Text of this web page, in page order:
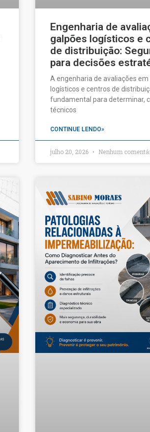
Engenharia de
galpões logísticos e
de distribuição:
para decisões
A engenharia de avaliações em
logísticos e centros de
fundamental para determinar,
técnicos
CONTINUE LENDO»
julho 20, 2026 Nenhum